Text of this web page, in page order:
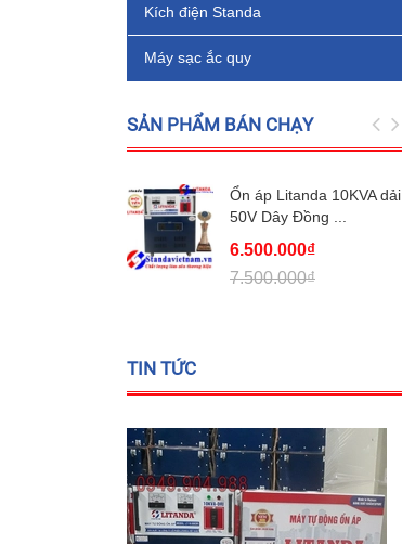
Kích điện Standa
Máy sạc ắc quy
SẢN PHẨM BÁN CHẠY
Ổn áp Litanda 10KVA dải
50V Dây Đồng ...
6.500.000₫
7.500.000₫
TIN TỨC